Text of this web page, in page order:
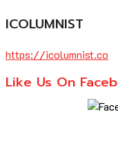
ICOLUMNIST
https://icolumnist.co
Like Us On